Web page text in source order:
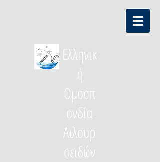
Ελληνικ
ή
Ομοσπ
ονδία
Αιλουρ
οειδών